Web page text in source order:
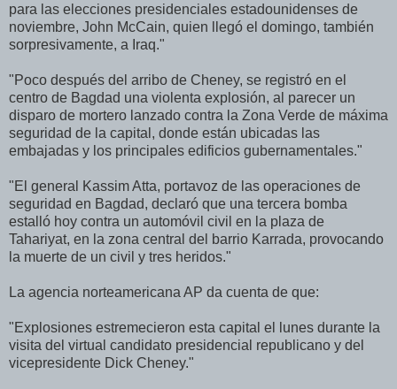
para las elecciones presidenciales estadounidenses de
noviembre, John McCain, quien llegó el domingo, también
sorpresivamente, a Iraq."
"Poco después del arribo de Cheney, se registró en el
centro de Bagdad una violenta explosión, al parecer un
disparo de mortero lanzado contra la Zona Verde de máxima
seguridad de la capital, donde están ubicadas las
embajadas y los principales edificios gubernamentales."
"El general Kassim Atta, portavoz de las operaciones de
seguridad en Bagdad, declaró que una tercera bomba
estalló hoy contra un automóvil civil en la plaza de
Tahariyat, en la zona central del barrio Karrada, provocando
la muerte de un civil y tres heridos."
La agencia norteamericana AP da cuenta de que:
"Explosiones estremecieron esta capital el lunes durante la
visita del virtual candidato presidencial republicano y del
vicepresidente Dick Cheney."